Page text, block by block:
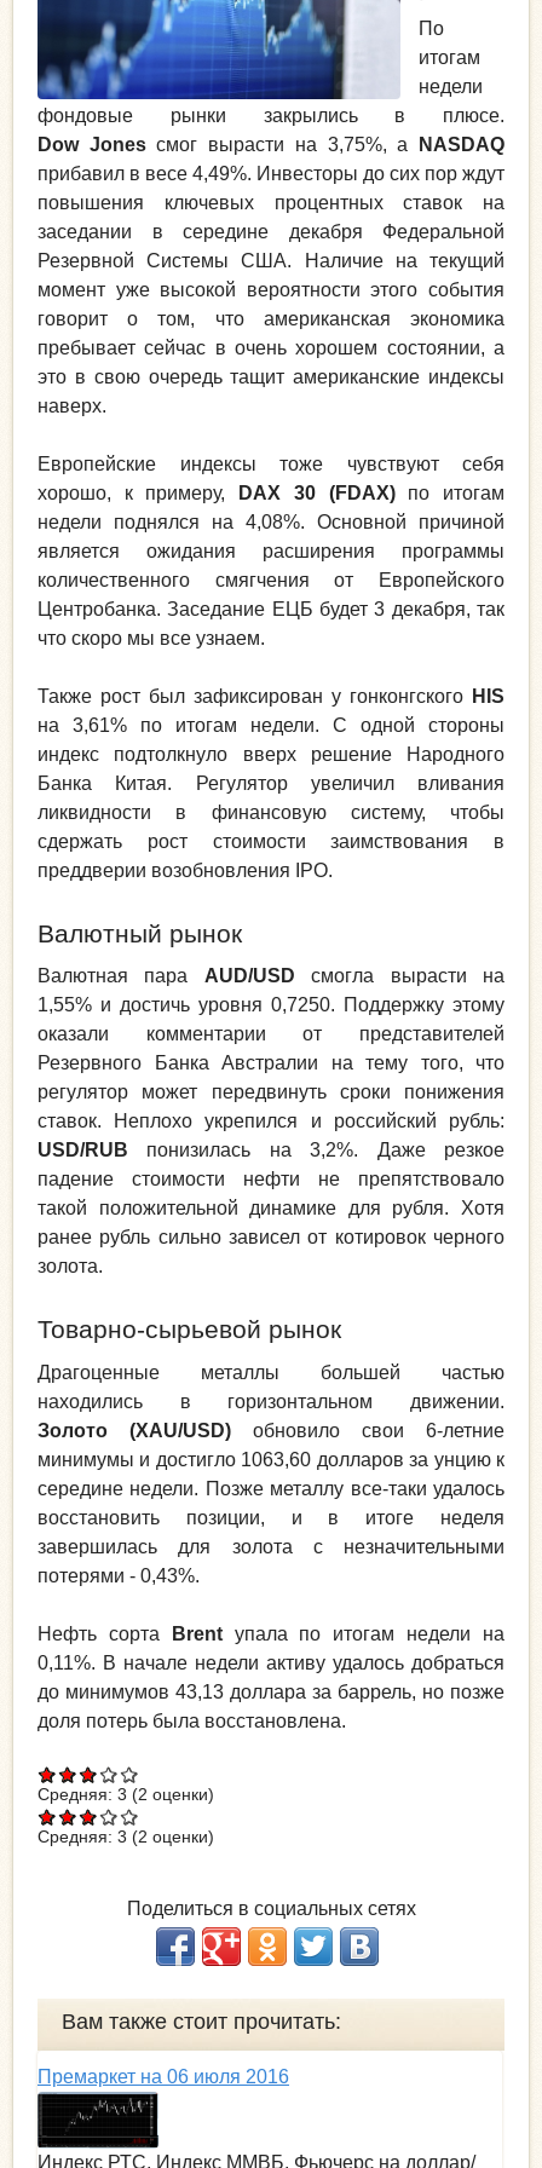
По
итогам
недели
фондовые рынки закрылись в плюсе.
Dow Jonesсмог вырасти на 3,75%, а
NASDAQ
прибавил в весе 4,49%. Инвесторы до сих пор ждут
повышения ключевых процентных ставок на
заседании в середине декабря Федеральной
Резервной Системы США. Наличие на текущий
момент уже высокой вероятности этого события
говорит о том, что американская экономика
пребывает сейчас в очень хорошем состоянии, а
это в свою очередь тащит американские индексы
наверх.
Европейские индексы тоже чувствуют себя
хорошо, к примеру,
DAX 30 (FDAX)по итогам
недели поднялся на 4,08%. Основной причиной
является ожидания расширения программы
количественного смягчения от Европейского
Центробанка. Заседание ЕЦБ будет 3 декабря, так
что скоро мы все узнаем.
Также рост был зафиксирован у гонконгского HIS
на 3,61% по итогам недели. С одной стороны
индекс подтолкнуло вверх решение Народного
Банка Китая. Регулятор увеличил вливания
ликвидности в финансовую систему, чтобы
сдержать рост стоимости заимствования в
преддверии возобновления IPO.
Валютный рынок
Валютная пара AUD/USD смогла вырасти на
1,55% и достичь уровня 0,7250. Поддержку этому
оказали комментарии от представителей
Резервного Банка Австралии на тему того, что
регулятор может передвинуть сроки понижения
ставок. Неплохо укрепился и российский рубль:
USD/RUB понизилась на 3,2%. Даже резкое
падение стоимости нефти не препятствовало
такой положительной динамике для рубля. Хотя
ранее рубль сильно зависел от котировок черного
золота.
Товарно-сырьевой рынок
Драгоценные металлы большей частью
находились в горизонтальном движении.
Золото (XAU/USD) обновило свои 6-летние
минимумы и достигло 1063,60 долларов за унцию к
середине недели. Позже металлу все-таки удалось
восстановить позиции, и в итоге неделя
завершилась для золота с незначительными
потерями - 0,43%.
Нефть сорта Brentупала по итогам недели на
0,11%. В начале недели активу удалось добраться
до минимумов 43,13 доллара за баррель, но позже
доля потерь была восстановлена.
Средняя: 3 (2 оценки)
Средняя: 3 (2 оценки)
Поделиться в социальных сетях
Вам также стоит прочитать:
Премаркет на 06 июля 2016
Индекс РТС, Индекс ММВБ, Фьючерс на доллар/